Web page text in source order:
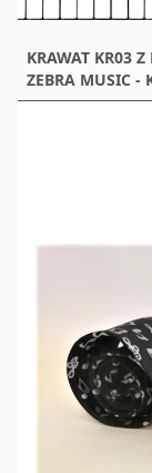
KRAWAT KR03
ZEBRA MUSIC -